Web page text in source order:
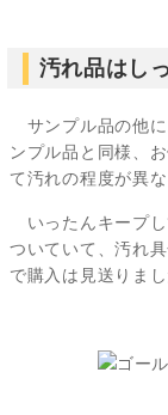
汚れ品はし
サンプル品の他に
ンプル品と同様、
て汚れの程度が異
いったんキープし
ついていて、汚れ
で購入は見送りまし